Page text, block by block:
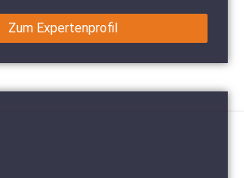
Zum Expertenprofil